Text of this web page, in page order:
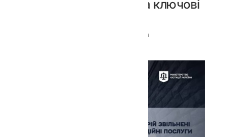
звільнено від сплати за ключові
Розміщено: admin